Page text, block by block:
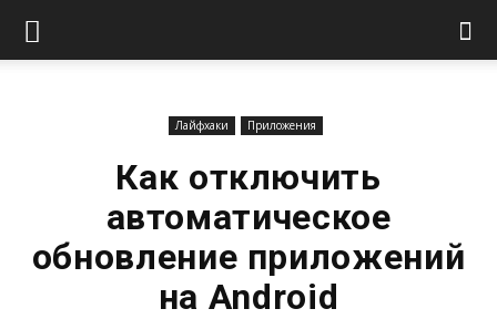
Лайфхаки Приложения
Как отключить
автоматическое
обновление приложений
на Android